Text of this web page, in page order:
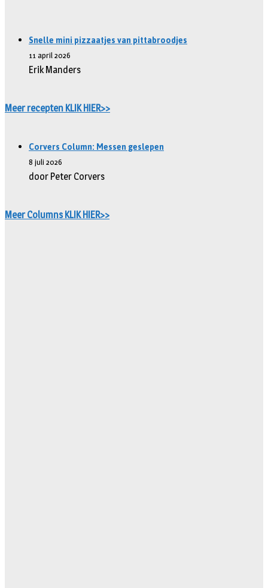
Snelle mini pizzaatjes van pittabroodjes
11 april 2026
Erik Manders
Meer recepten KLIK HIER>>
Corvers Column: Messen geslepen
8 juli 2026
door Peter Corvers
Meer Columns KLIK HIER>>